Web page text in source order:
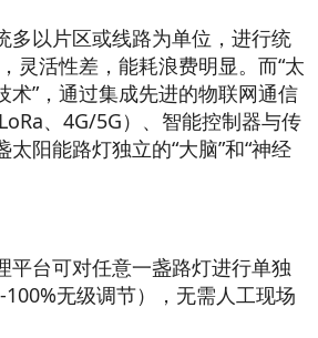
多以片区或线路为单位，进行统
灵活性差，能耗浪费明显。而“太
术”，通过集成先进的物联网通信
、4G/5G）、智能控制器与传
阳能路灯独立的“大脑”和“神经
平台可对任意一盏路灯进行单独
无级调节），无需人工现场